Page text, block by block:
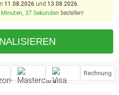
11.08.2026 und 13.08.2026.
37 Sekunden bestellen!
Rechnung